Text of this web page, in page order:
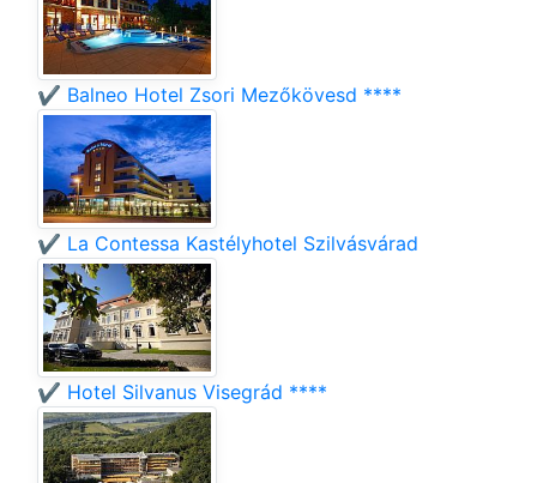
✔️ Balneo Hotel Zsori Mezőkövesd ****
✔️ La Contessa Kastélyhotel Szilvásvárad
✔️ Hotel Silvanus Visegrád ****